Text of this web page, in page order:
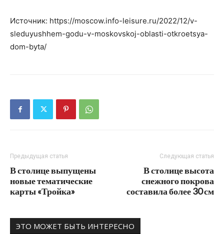
Источник: https://moscow.info-leisure.ru/2022/12/v-
sleduyushhem-godu-v-moskovskoj-oblasti-otkroetsya-
dom-byta/
Предыдущая статья
В столице выпущены
новые тематические
карты «Тройка»
Следующая статья
В столице высота
снежного покрова
составила более 30 см
ЭТО МОЖЕТ БЫТЬ ИНТЕРЕСНО